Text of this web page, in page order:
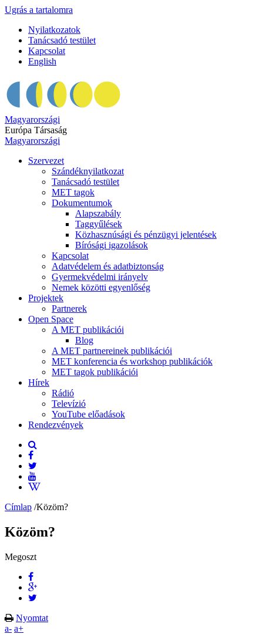
Ugrás a tartalomra
Nyilatkozatok
Tanácsadó testület
Kapcsolat
English
Magyarországi
Európa Társaság
Magyarországi
Szervezet
Szándéknyilatkozat
Tanácsadó testület
MET tagok
Dokumentumok
Alapszabály
Taggyűlések
Közhasznúsági és pénzügyi jelentések
Bírósági igazolások
Kapcsolat
Adatvédelem és adatbiztonság
Gyermekvédelmi irányelv
Nemek közötti egyenlőség
Projektek
Partnerek
Open Space
A MET publikációi
Blog
A MET partnereinek publikációi
MET konferencia és workshop publikációk
MET tagok publikációi
Hírek
Rádió
Televízió
YouTube előadások
Rendezvények
Címlap /Közöm?
Közöm?
Megoszt
Nyomtat
a- a+